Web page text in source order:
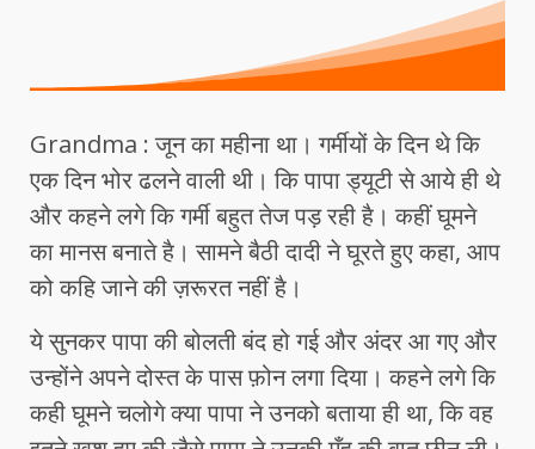
Grandma : जून का महीना था। गर्मीयों के दिन थे कि
एक दिन भोर ढलने वाली थी। कि पापा ड्यूटी से आये ही थे
और कहने लगे कि गर्मी बहुत तेज पड़ रही है। कहीं घूमने
का मानस बनाते है। सामने बैठी दादी ने घूरते हुए कहा, आप
को कहि जाने की ज़रूरत नहीं है।
ये सुनकर पापा की बोलती बंद हो गई और अंदर आ गए और
उन्होंने अपने दोस्त के पास फ़ोन लगा दिया। कहने लगे कि
कही घूमने चलोगे क्या पापा ने उनको बताया ही था, कि वह